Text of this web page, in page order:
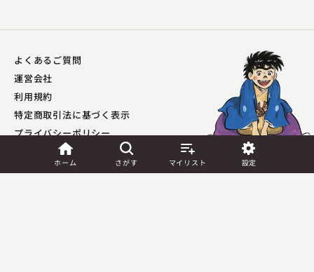
ホーム さがす マイリスト 設定
よくあるご質問
運営会社
利用規約
特定商取引法に基づく表示
プライバシーポリシー​
外部送信ポリシー